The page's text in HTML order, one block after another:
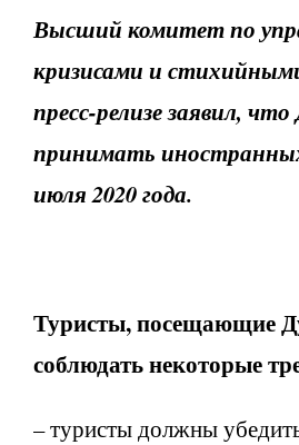
Высший комитет по
кризисами и
пресс-релизе заявил,
принимать
июля 2020 года.
Туристы, посещающие
соблюдать некоторые
– туристы должны